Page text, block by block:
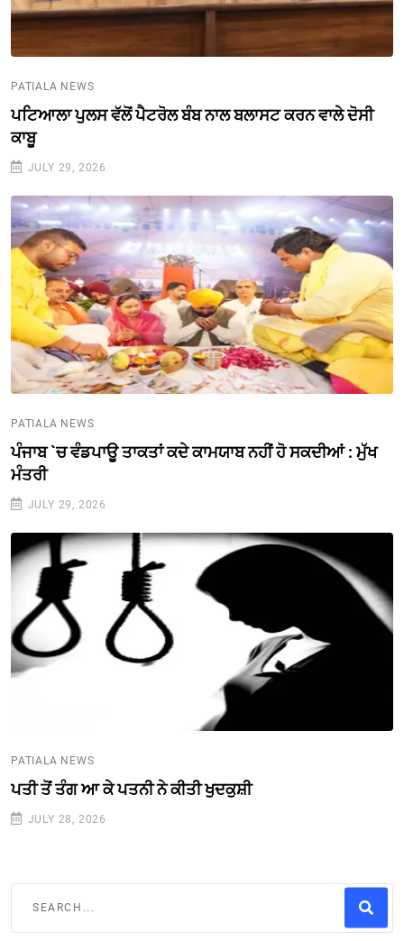
PATIALA NEWS
ਪਟਿਆਲਾ ਪੁਲਸ ਵੱਲੋਂ ਪੈਟਰੋਲ ਬੰਬ ਨਾਲ ਬਲਾਸਟ ਕਰਨ ਵਾਲੇ ਦੋਸੀ
ਕਾਬੂ
JULY 29, 2026
PATIALA NEWS
ਪੰਜਾਬ `ਚ ਵੰਡਪਾਊ ਤਾਕਤਾਂ ਕਦੇ ਕਾਮਯਾਬ ਨਹੀਂ ਹੋ ਸਕਦੀਆਂ : ਮੁੱਖ
ਮੰਤਰੀ
JULY 29, 2026
PATIALA NEWS
ਪਤੀ ਤੋਂ ਤੰਗ ਆ ਕੇ ਪਤਨੀ ਨੇ ਕੀਤੀ ਖੁਦਕੁਸ਼ੀ
JULY 28, 2026